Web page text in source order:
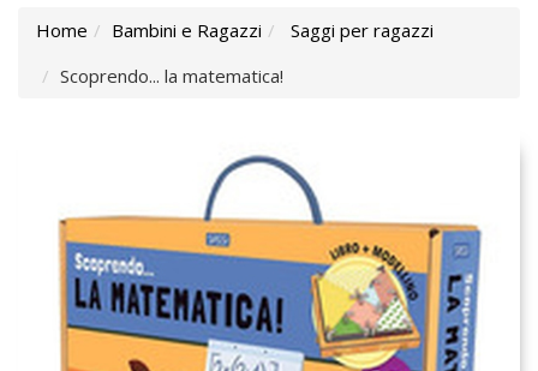
Home Bambini e Ragazzi
Saggi per ragazzi
Scoprendo... la matematica!